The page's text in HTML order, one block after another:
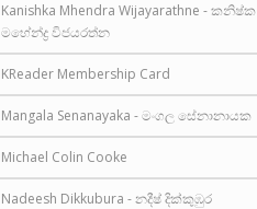
Kanishka Mhendra Wijayarathne - කනිෂ්ක
මහේන්ද්‍ර විජයරත්න
KReader Membership Card
Mangala Senanayaka - මංගල සේනානායක
Michael Colin Cooke
Nadeesh Dikkubura - නදීෂ් දික්කුඹුර